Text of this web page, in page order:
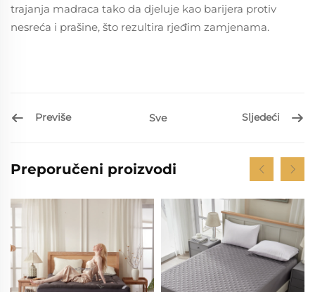
trajanja madraca tako da djeluje kao barijera protiv
nesreća i prašine, što rezultira rjeđim zamjenama.
Previše Sve Sljedeći
Preporučeni proizvodi